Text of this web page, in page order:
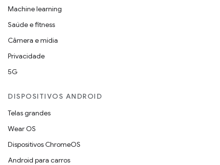
Machine learning
Saúde e fitness
Câmera e mídia
Privacidade
5G
DISPOSITIVOS ANDROID
Telas grandes
Wear OS
Dispositivos ChromeOS
Android para carros